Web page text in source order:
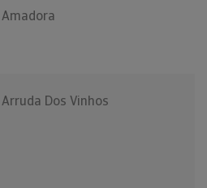
Amadora
Arruda Dos Vinhos